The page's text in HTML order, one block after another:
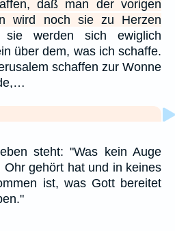
daß man der vorigen
wird noch sie zu Herzen
sie werden sich ewiglich
über dem, was ich schaffe.
schaffen zur Wonne
steht: "Was kein Auge
gehört hat und in keines
ist, was Gott bereitet